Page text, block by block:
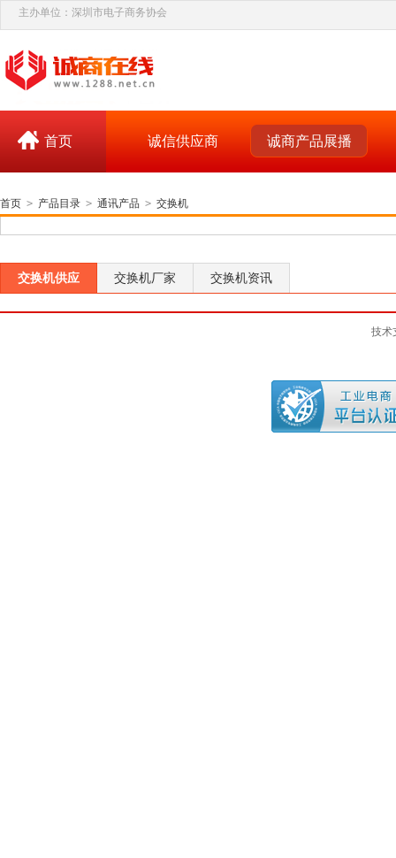
主办单位：深圳市电子商务协会
首页 诚信供应商 诚商产品展播
首页 > 产品目录 > 通讯产品 > 交换机
交换机供应 交换机厂家 交换机资讯
技术